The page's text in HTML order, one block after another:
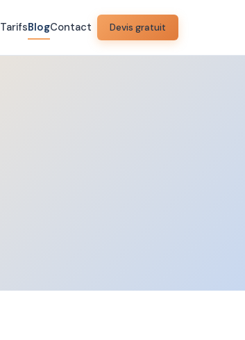
TarifsBlogContact Devis gratuit